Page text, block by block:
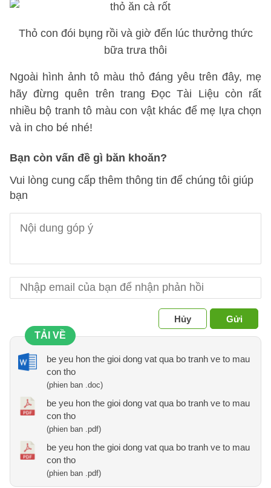
Thỏ con đói bụng rồi và giờ đến lúc thưởng thức
bữa trưa thôi
Ngoài hình ảnh tô màu thỏ đáng yêu trên đây, mẹ
hãy đừng quên trên trang Đọc Tài Liệu còn rất
nhiều bộ tranh tô màu con vật khác để mẹ lựa chọn
và in cho bé nhé!
Bạn còn vấn đề gì băn khoăn?
Vui lòng cung cấp thêm thông tin để chúng tôi giúp
bạn
Hủy
Gửi
TẢI VỀ
be yeu hon the gioi dong vat qua bo tranh ve to mau
con tho
(phien ban .doc)
be yeu hon the gioi dong vat qua bo tranh ve to mau
con tho
(phien ban .pdf)
be yeu hon the gioi dong vat qua bo tranh ve to mau
con tho
(phien ban .pdf)